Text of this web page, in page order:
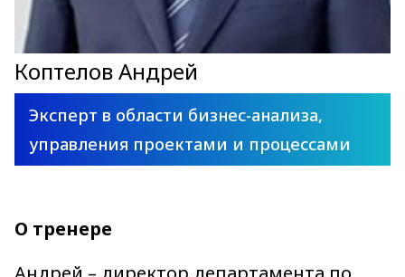
Коптелов Андрей
Эксперт в области бизнес-анализа,
управления проектами и процессами
О тренере